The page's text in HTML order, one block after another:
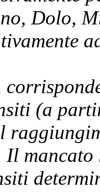
Dolo,
(a
mancato